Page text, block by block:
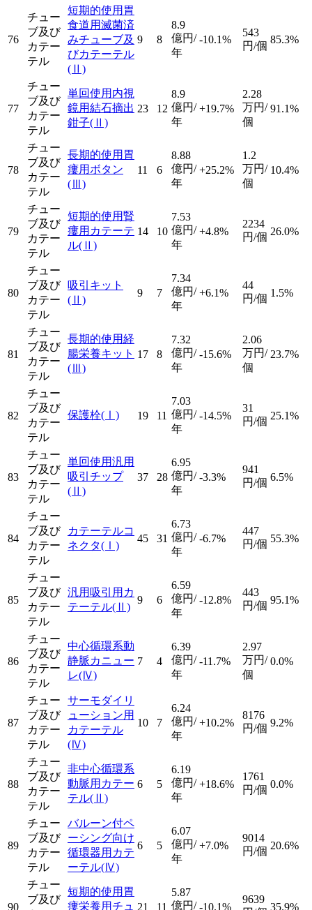
76
チュー
ブ及び
カテー
テル
短期的使用胃
食道用滅菌済
みチューブ及
びカテーテル
(Ⅱ)
9 8
8.9
億円/
年
-10.1%
543
円/個
85.3%
77
チュー
ブ及び
カテー
テル
単回使用内視
鏡用結石摘出
鉗子(Ⅱ)
23 12
8.9
億円/
年
+19.7%
2.28
万円/
個
91.1%
78
チュー
ブ及び
カテー
テル
長期的使用胃
瘻用ボタン
(Ⅲ)
11 6
8.88
億円/
年
+25.2%
1.2
万円/
個
10.4%
79
チュー
ブ及び
カテー
テル
短期的使用腎
瘻用カテーテ
ル(Ⅱ)
14 10
7.53
億円/
年
+4.8%
2234
円/個 26.0%
80
チュー
ブ及び
カテー
テル
吸引キット
(Ⅱ)
9 7
7.34
億円/
年
+6.1%
44
円/個 1.5%
81
チュー
ブ及び
カテー
テル
長期的使用経
腸栄養キット
(Ⅲ)
17 8
7.32
億円/
年
-15.6%
2.06
万円/
個
23.7%
82
チュー
ブ及び
カテー
テル
保護栓(Ⅰ) 19 11
7.03
億円/
年
-14.5%
31
円/個 25.1%
83
チュー
ブ及び
カテー
テル
単回使用汎用
吸引チップ
(Ⅱ)
37 28
6.95
億円/
年
-3.3%
941
円/個 6.5%
84
チュー
ブ及び
カテー
テル
カテーテルコ
ネクタ(Ⅰ)
45 31
6.73
億円/
年
-6.7%
447
円/個 55.3%
85
チュー
ブ及び
カテー
テル
汎用吸引用カ
テーテル(Ⅱ)
9 6
6.59
億円/
年
-12.8%
443
円/個 95.1%
86
チュー
ブ及び
カテー
テル
中心循環系動
静脈カニュー
レ(Ⅳ)
7 4
6.39
億円/
年
-11.7%
2.97
万円/
個
0.0%
87
チュー
ブ及び
カテー
テル
サーモダイリ
ューション用
カテーテル
(Ⅳ)
10 7
6.24
億円/
年
+10.2%
8176
円/個 9.2%
88
チュー
ブ及び
カテー
テル
非中心循環系
動脈用カテー
テル(Ⅱ)
6 5
6.19
億円/
年
+18.6%
1761
円/個 0.0%
89
チュー
ブ及び
カテー
テル
バルーン付ペ
ーシング向け
循環器用カテ
ーテル(Ⅳ)
6 5
6.07
億円/
年
+7.0%
9014
円/個 20.6%
90
チュー
ブ及び
短期的使用胃
瘻栄養用チュ 21 11
5.87
億円/ -10.1%
9639
35.9%